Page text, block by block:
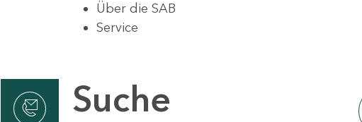
Über die SAB
Service
Suche